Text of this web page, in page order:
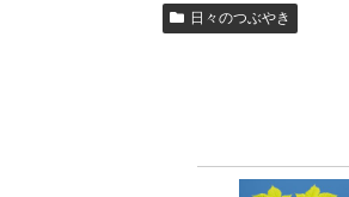
日々のつぶやき